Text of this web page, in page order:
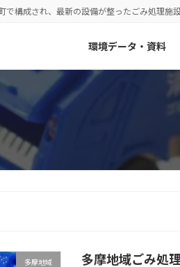
で構成され、最新の設備が整ったごみ処理施
環境データ・資料
多摩地域 多摩地域ごみ処